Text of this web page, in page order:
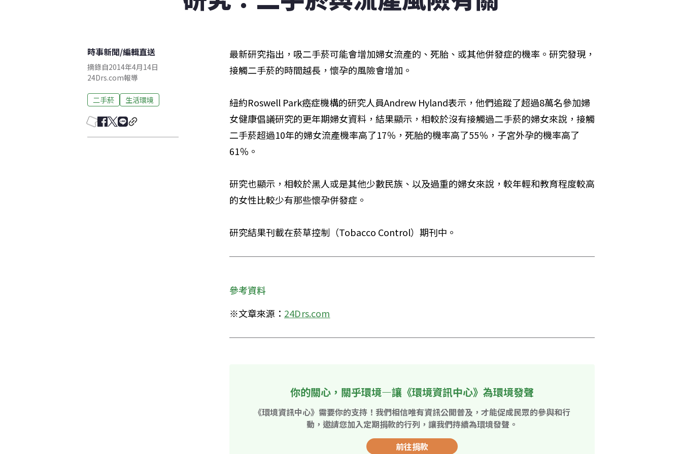
時事新聞/編輯直送
摘錄自2014年4月14日
24Drs.com報導
二手菸 生活環境
最新研究指出，吸二手菸可能會增加婦女流產的、死胎、或其他併發症的機率。研究發現，
接觸二手菸的時間越長，懷孕的風險會增加。
紐約Roswell Park癌症機構的研究人員Andrew Hyland表示，他們追蹤了超過8萬名參加婦
女健康倡議研究的更年期婦女資料，結果顯示，相較於沒有接觸過二手菸的婦女來說，接觸
二手菸超過10年的婦女流產機率高了17％，死胎的機率高了55％，子宮外孕的機率高了
61％。
研究也顯示，相較於黑人或是其他少數民族、以及過重的婦女來說，較年輕和教育程度較高
的女性比較少有那些懷孕併發症。
研究結果刊載在菸草控制（Tobacco Control）期刊中。
參考資料
※文章來源： 24Drs.com
你的關心，關乎環境—讓《環境資訊中心》為環境發聲
《環境資訊中心》需要你的支持！我們相信唯有資訊公開普及，才能促成民眾的參與和行
動，邀請您加入定期捐款的行列，讓我們持續為環境發聲。
前往捐款